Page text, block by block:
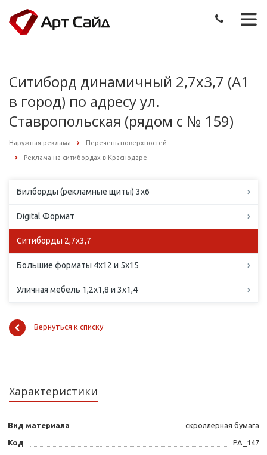
Ситиборд динамичный 2,7х3,7 (А1
в город) по адресу ул.
Ставропольская (рядом с № 159)
Наружная реклама Перечень поверхностей
Реклама на ситибордах в Краснодаре
Билборды (рекламные щиты) 3х6
Digital Формат
Ситиборды 2,7х3,7
Большие форматы 4х12 и 5х15
Уличная мебель 1,2х1,8 и 3х1,4
Вернуться к списку
Характеристики
Вид материала скроллерная бумага
Код PA_147